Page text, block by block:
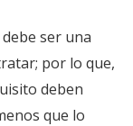
ser una
por lo que,
deben
que lo